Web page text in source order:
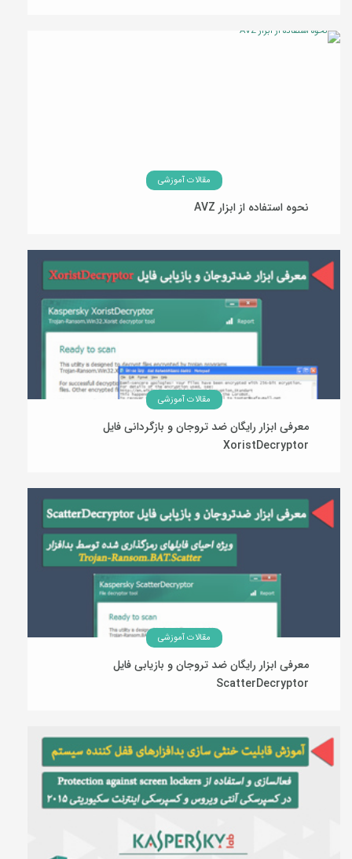
مقالات آموزشی
نحوه استفاده از ابزار AVZ
06 مهر 1394
مقالات آموزشی
معرفی ابزار رایگان ضد تروجان و بازگردانی فایل
XoristDecryptor
24 فروردین 1394
مقالات آموزشی
معرفی ابزار رایگان ضد تروجان و بازیابی فایل
ScatterDecryptor